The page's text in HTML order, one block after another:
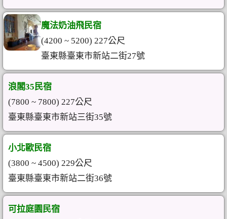
魔法奶油飛民宿
(4200 ~ 5200) 227公尺
臺東縣臺東市新站二街27號
浪閣35民宿
(7800 ~ 7800) 227公尺
臺東縣臺東市新站三街35號
小北歐民宿
(3800 ~ 4500) 229公尺
臺東縣臺東市新站二街36號
可拉庭園民宿